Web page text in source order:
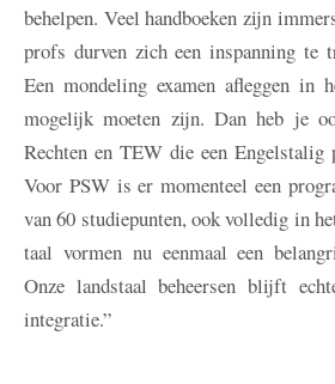
behelpen. Veel handboeken zijn
profs durven zich een inspanning te
Een mondeling examen afleggen in
mogelijk moeten zijn. Dan heb je
Rechten en TEW die een Engelstalig
Voor PSW is er momenteel een
van 60 studiepunten, ook volledig in
taal vormen nu eenmaal een
Onze landstaal beheersen blijft
integratie.”